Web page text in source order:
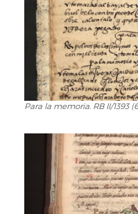
Para
memoria.
Para la memoria. RB II/1393